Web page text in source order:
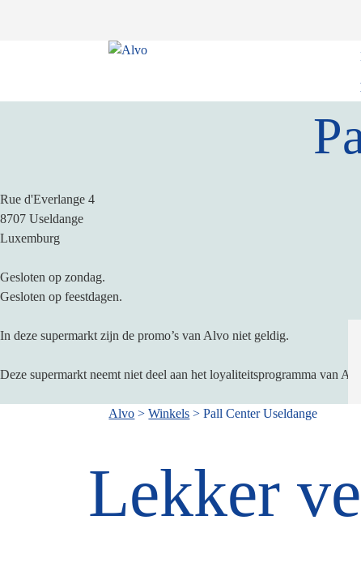
Rue d'Everlange 4
8707 Useldange
Luxemburg
Gesloten op zondag.
Gesloten op feestdagen.
In deze supermarkt zijn de promo’s van Alvo niet geldig.
Deze supermarkt neemt niet deel aan het loyaliteitsprogramma van
Kruimelpad
Alvo >Winkels >Pall Center Useldange
Lekker